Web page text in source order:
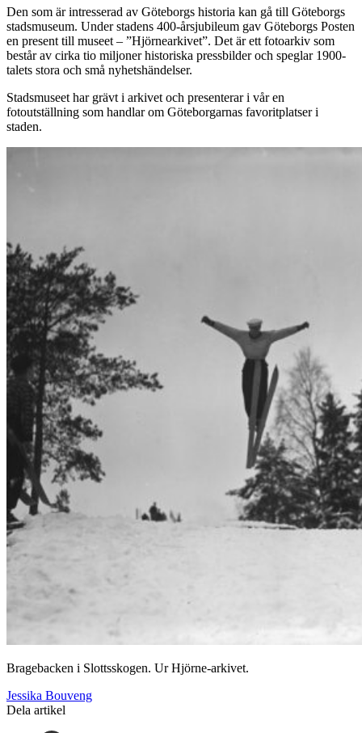
Den som är intresserad av Göteborgs historia kan gå till Göteborgs
stadsmuseum. Under stadens 400-årsjubileum gav Göteborgs Posten
en present till museet – ”Hjörnearkivet”. Det är ett fotoarkiv som
består av cirka tio miljoner historiska pressbilder och speglar 1900-
talets stora och små nyhetshändelser.
Stadsmuseet har grävt i arkivet och presenterar i vår en
fotoutställning som handlar om Göteborgarnas favoritplatser i
staden.
Bragebacken i Slottsskogen. Ur Hjörne-arkivet.
Jessika Bouveng
Dela artikel